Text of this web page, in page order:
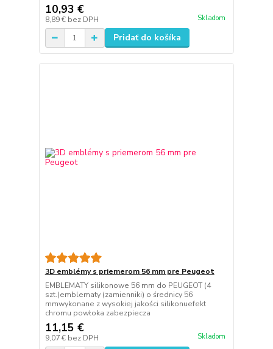
10,93 €
8,89 € bez DPH Skladom
Pridať do košíka
3D emblémy s priemerom 56 mm pre Peugeot
EMBLEMATY silikonowe 56 mm do PEUGEOT (4
szt.)emblematy (zamienniki) o średnicy 56
mmwykonane z wysokiej jakości silikonuefekt
chromu powłoka zabezpiecza
11,15 €
9,07 € bez DPH Skladom